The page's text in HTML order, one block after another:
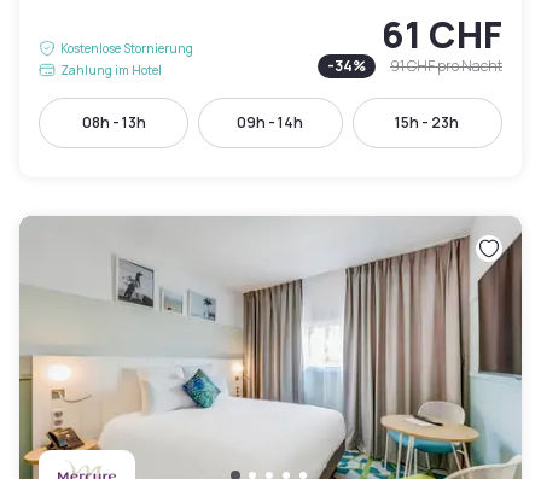
Kostenlose Stornierung
Zahlung im Hotel
61 CHF
-34% 91 CHFpro Nacht
08h - 13h 09h - 14h 15h - 23h